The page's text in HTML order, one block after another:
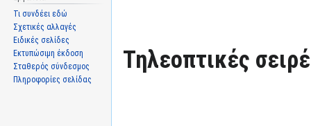
Τηλεοπτικές
Τι συνδέει εδώ
Σχετικές αλλαγές
Ειδικές σελίδες
Εκτυπώσιμη έκδοση
Σταθερός σύνδεσμος
Πληροφορίες σελίδας